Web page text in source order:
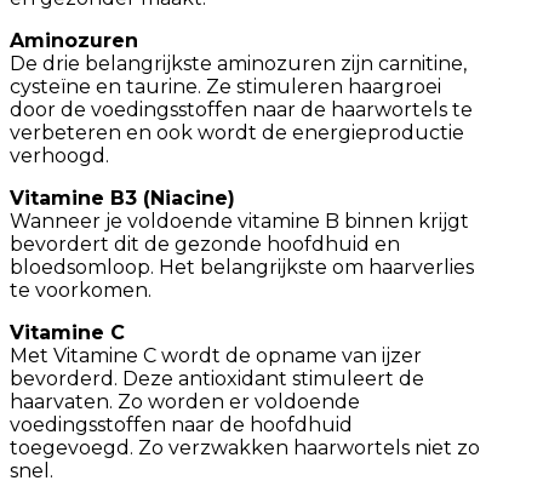
Aminozuren
De drie belangrijkste aminozuren zijn carnitine,
cysteïne en taurine. Ze stimuleren haargroei
door de voedingsstoffen naar de haarwortels te
verbeteren en ook wordt de energieproductie
verhoogd.
Vitamine B3 (Niacine)
Wanneer je voldoende vitamine B binnen krijgt
bevordert dit de gezonde hoofdhuid en
bloedsomloop. Het belangrijkste om haarverlies
te voorkomen.
Vitamine C
Met Vitamine C wordt de opname van ijzer
bevorderd. Deze antioxidant stimuleert de
haarvaten. Zo worden er voldoende
voedingsstoffen naar de hoofdhuid
toegevoegd. Zo verzwakken haarwortels niet zo
snel.